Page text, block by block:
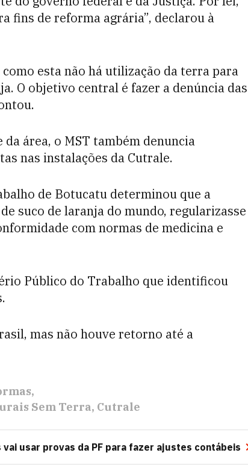
fins de reforma agrária”, declarou à
esta não há utilização da terra para
O objetivo central é fazer a denúncia das
área, o MST também denuncia
nas instalações da Cutrale.
de Botucatu determinou que a
suco de laranja do mundo, regularizasse
com normas de medicina e
Público do Trabalho que identificou
mas não houve retorno até a
Sem Terra Cutrale
usar provas da PF para fazer ajustes contábeis